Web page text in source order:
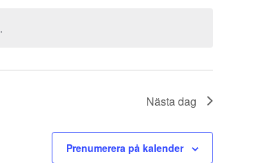
.
Nästa dag
Prenumerera på kalender